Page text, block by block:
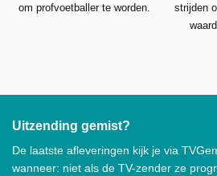
om profvoetballer te worden.
strijden
Uitzending gemist?
De laatste afleveringen kijk je via
wanneer: niet als de TV-zender ze